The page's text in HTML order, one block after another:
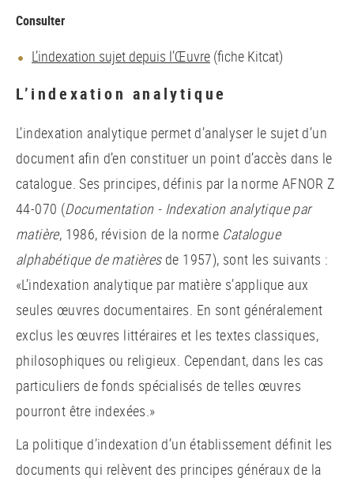
Consulter
L’indexation sujet depuis l’Œuvre (fiche Kitcat)
L’indexation analytique
L’indexation analytique permet d’analyser le sujet d’un
document afin d’en constituer un point d’accès dans le
catalogue. Ses principes, définis par la norme AFNOR Z
44-070 (Documentation - Indexation analytique par
matière, 1986, révision de la norme Catalogue
alphabétique de matièresde 1957), sont les suivants :
«L’indexation analytique par matière s’applique aux
seules œuvres documentaires. En sont généralement
exclus les œuvres littéraires et les textes classiques,
philosophiques ou religieux. Cependant, dans les cas
particuliers de fonds spécialisés de telles œuvres
pourront être indexées.»
La politique d’indexation d’un établissement définit les
documents qui relèvent des principes généraux de la